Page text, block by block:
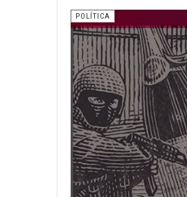
POLÍTICA